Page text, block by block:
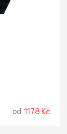
od 1178 Kč